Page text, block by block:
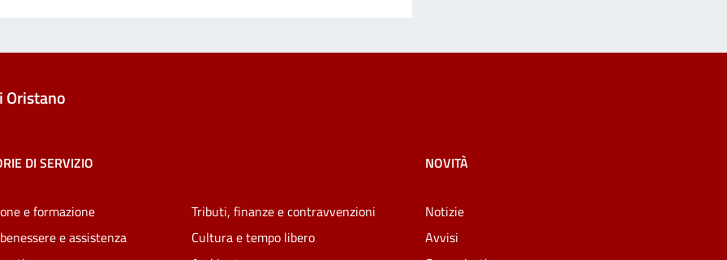
Oristano
DI SERVIZIO
e formazione
e assistenza
Tributi, finanze e contravvenzioni
Cultura e tempo libero
NOVITÀ
Notizie
Avvisi